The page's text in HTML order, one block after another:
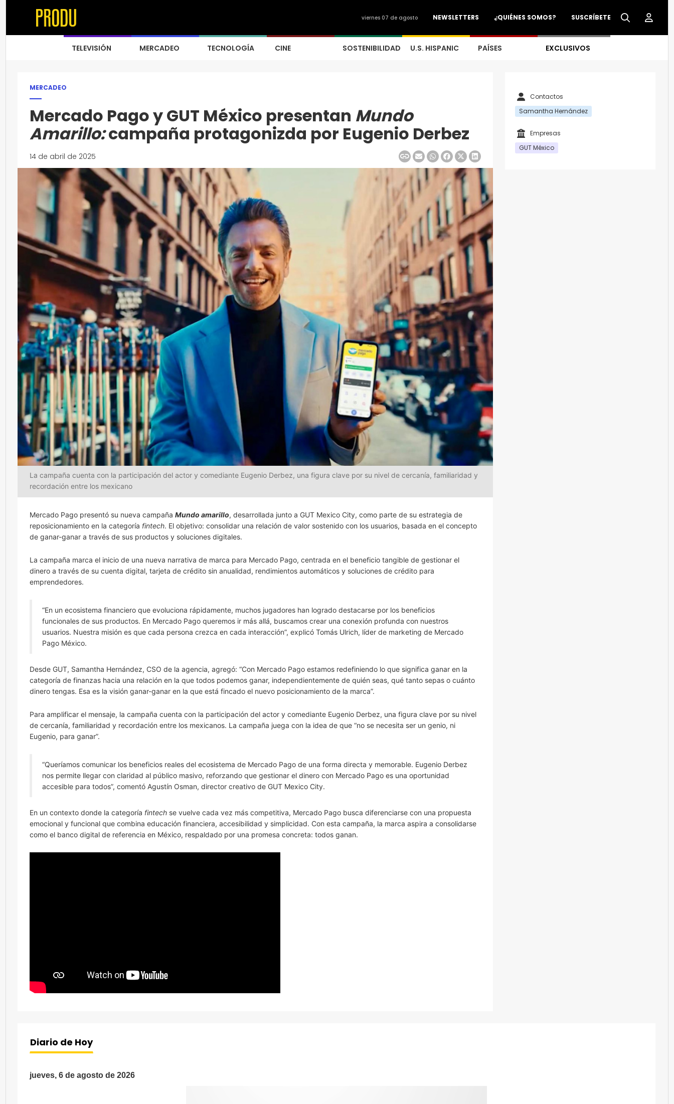
SUSCRÍBETE
¿QUIÉNES SOMOS?
NEWSLETTERS
viernes 07 de agosto
TELEVISIÓN MERCADEO TECNOLOGÍA CINE SOSTENIBILIDAD U.S. HISPANIC PAÍSES EXCLUSIVOS
MERCADEO
Mercado Pago y GUT México presentan Mundo
Amarillo:campaña protagonizda por Eugenio Derbez
14 de abril de 2025
La campaña cuenta con la participación del actor y comediante Eugenio Derbez, una figura clave por su nivel de cercanía, familiaridad y
recordación entre los mexicano
Mercado Pago presentó su nueva campaña Mundo amarillo, desarrollada junto a GUT Mexico City, como parte de su estrategia de
reposicionamiento en la categoría fintech. El objetivo: consolidar una relación de valor sostenido con los usuarios, basada en el concepto
de ganar-ganar a través de sus productos y soluciones digitales.
La campaña marca el inicio de una nueva narrativa de marca para Mercado Pago, centrada en el beneficio tangible de gestionar el
dinero a través de su cuenta digital, tarjeta de crédito sin anualidad, rendimientos automáticos y soluciones de crédito para
emprendedores.
“En un ecosistema financiero que evoluciona rápidamente, muchos jugadores han logrado destacarse por los beneficios
funcionales de sus productos. En Mercado Pago queremos ir más allá, buscamos crear una conexión profunda con nuestros
usuarios. Nuestra misión es que cada persona crezca en cada interacción”, explicó Tomás Ulrich, líder de marketing de Mercado
Pago México.
Desde GUT, Samantha Hernández, CSO de la agencia, agregó: “Con Mercado Pago estamos redefiniendo lo que significa ganar en la
categoría de finanzas hacia una relación en la que todos podemos ganar, independientemente de quién seas, qué tanto sepas o cuánto
dinero tengas. Esa es la visión ganar-ganar en la que está fincado el nuevo posicionamiento de la marca”.
Para amplificar el mensaje, la campaña cuenta con la participación del actor y comediante Eugenio Derbez, una figura clave por su nivel
de cercanía, familiaridad y recordación entre los mexicanos. La campaña juega con la idea de que “no se necesita ser un genio, ni
Eugenio, para ganar”.
“Queríamos comunicar los beneficios reales del ecosistema de Mercado Pago de una forma directa y memorable. Eugenio Derbez
nos permite llegar con claridad al público masivo, reforzando que gestionar el dinero con Mercado Pago es una oportunidad
accesible para todos”, comentó Agustín Osman, director creativo de GUT Mexico City.
En un contexto donde la categoría fintech se vuelve cada vez más competitiva, Mercado Pago busca diferenciarse con una propuesta
emocional y funcional que combina educación financiera, accesibilidad y simplicidad. Con esta campaña, la marca aspira a consolidarse
como el banco digital de referencia en México, respaldado por una promesa concreta: todos ganan.
Contactos
Samantha Hernández
Empresas
GUT México
Diario de Hoy
jueves, 6 de agosto de 2026